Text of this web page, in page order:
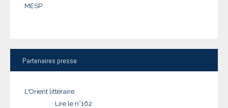
MESP
Partenaires presse
L'Orient littéraire
Lire le n°162